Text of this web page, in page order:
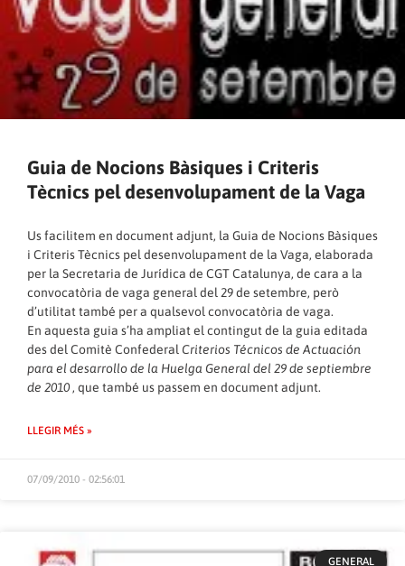
Guia de Nocions Bàsiques i Criteris
Tècnics pel desenvolupament de la Vaga
Us facilitem en document adjunt, la Guia de Nocions Bàsiques
i Criteris Tècnics pel desenvolupament de la Vaga, elaborada
per la Secretaria de Jurídica de CGT Catalunya, de cara a la
convocatòria de vaga general del 29 de setembre, però
d’utilitat també per a qualsevol convocatòria de vaga.
En aquesta guia s’ha ampliat el contingut de la guia editada
des del Comitè Confederal Criterios Técnicos de Actuación
para el desarrollo de la Huelga General del 29 de septiembre
de 2010 , que també us passem en document adjunt.
LLEGIR MÉS »
07/09/2010 - 02:56:01
GENERAL